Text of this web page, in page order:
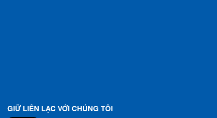
GIỮ LIÊN LẠC VỚI CHÚNG TÔI